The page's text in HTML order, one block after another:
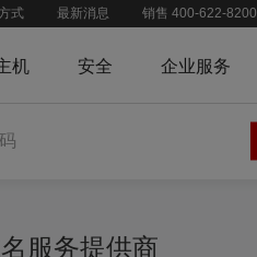
销售 400-622-8200
最新消息
式
机 安全 企业服务
名服务提供商